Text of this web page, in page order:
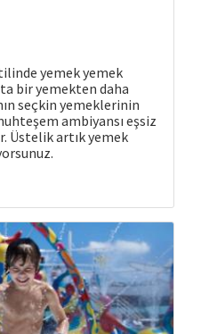
yemek yemek
bir yemekten daha
seçkin yemeklerinin
ambiyansı eşsiz
Üstelik artık yemek